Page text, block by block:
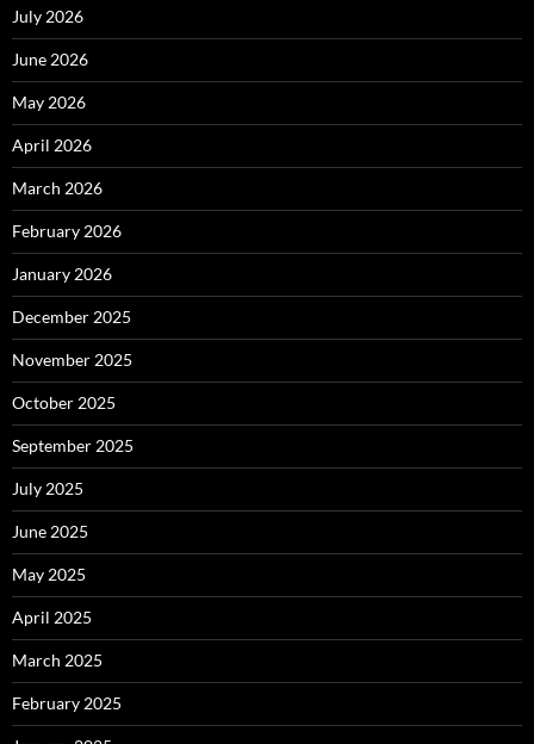
July 2026
June 2026
May 2026
April 2026
March 2026
February 2026
January 2026
December 2025
November 2025
October 2025
September 2025
July 2025
June 2025
May 2025
April 2025
March 2025
February 2025